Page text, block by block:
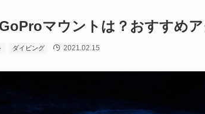
マウントは？おすすめ
ダイビング 2021.02.15